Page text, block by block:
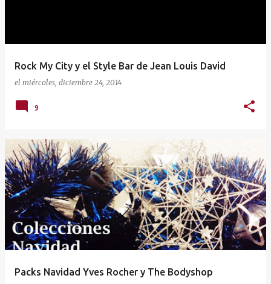
Rock My City y el Style Bar de Jean Louis David
el miércoles, diciembre 24, 2014
9
Packs Navidad Yves Rocher y The Bodyshop